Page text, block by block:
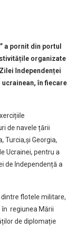
a pornit din portul
organizate
Independenței
în fiecare
de navele țării
Turcia,și Georgia,
Ucrainei, pentru a
de Independență a
flotele militare,
regiunea Mării
de diplomație